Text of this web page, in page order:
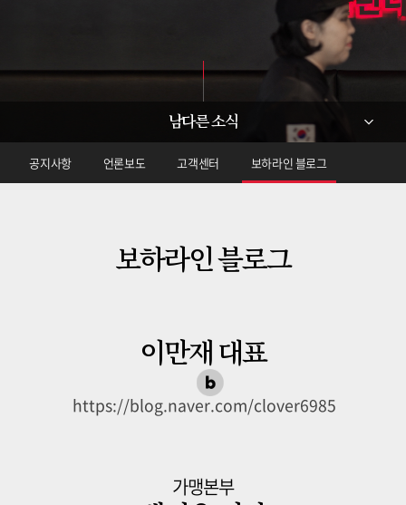
남다른 소식
공지사항 언론보도 고객센터 보하라인 블로그
보하라인 블로그
이만재 대표
https://blog.naver.com/clover6985
가맹본부